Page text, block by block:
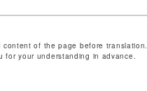
of the page before translation.
for your understanding in advance.